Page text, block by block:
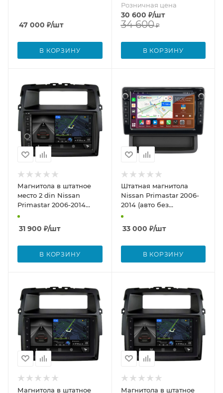
47 000 ₽/шт
В КОРЗИНУ
DSP, QLed)
Розничная цена
30 600 ₽/шт
34 600₽
В КОРЗИНУ
Магнитола в штатное
место 2 din Nissan
Primastar 2006-2014
Canbox H-Line 5512-RP-
11-463-381 на Android 10
(4G-SIM, 4/32, DSP, IPS)
31 900 ₽/шт
В КОРЗИНУ
Штатная магнитола
Nissan Primastar 2006-
2014 (авто без
компьютера) Canbox H-
Line 7826-10-1423 на
Android 10 (4G-SIM, 4/32,
крутилками
33 000 ₽/шт
В КОРЗИНУ
Магнитола в штатное
Магнитола в штатное